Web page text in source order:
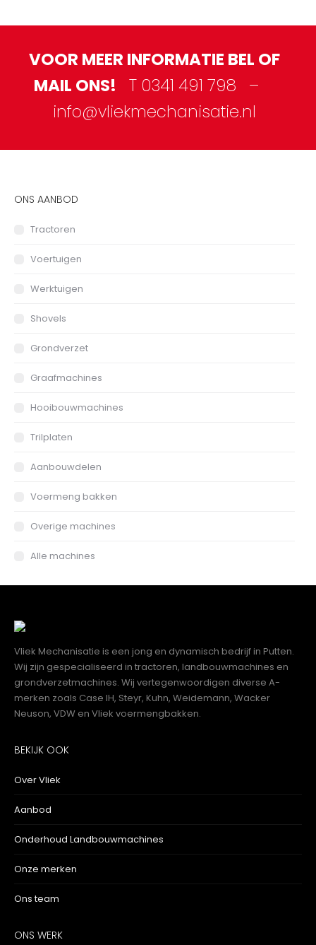
VOOR MEER INFORMATIE BEL OF
MAIL ONS! T 0341 491 798 –
info@vliekmechanisatie.nl
ONS AANBOD
Tractoren
Voertuigen
Werktuigen
Shovels
Grondverzet
Graafmachines
Hooibouwmachines
Trilplaten
Aanbouwdelen
Voermeng bakken
Overige machines
Alle machines
Vliek Mechanisatie is een jong en dynamisch bedrijf in Putten.
Wij zijn gespecialiseerd in tractoren, landbouwmachines en
grondverzetmachines. Wij vertegenwoordigen diverse A-
merken zoals Case IH, Steyr, Kuhn, Weidemann, Wacker
Neuson, VDW en Vliek voermengbakken.
BEKIJK OOK
Over Vliek
Aanbod
Onderhoud Landbouwmachines
Onze merken
Ons team
ONS WERK